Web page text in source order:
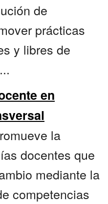
de
prácticas
y libres de
en
la
docentes que
mediante la
competencias